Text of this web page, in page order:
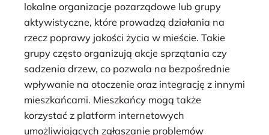
lokalne organizacje pozarządowe lub grupy
aktywistyczne, które prowadzą działania na
rzecz poprawy jakości życia w mieście. Takie
grupy często organizują akcje sprzątania czy
sadzenia drzew, co pozwala na bezpośrednie
wpływanie na otoczenie oraz integrację z innymi
mieszkańcami. Mieszkańcy mogą także
korzystać z platform internetowych
umożliwiających zgłaszanie problemów